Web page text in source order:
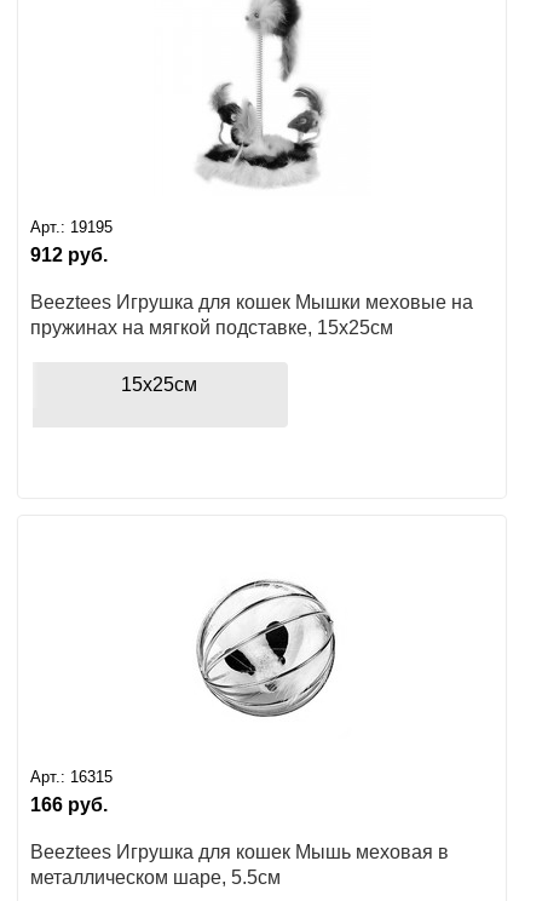
Арт.: 19195
912 руб.
Beeztees Игрушка для кошек Мышки меховые на
пружинах на мягкой подставке, 15x25см
15x25см
Арт.: 16315
166 руб.
Beeztees Игрушка для кошек Мышь меховая в
металлическом шаре, 5.5см